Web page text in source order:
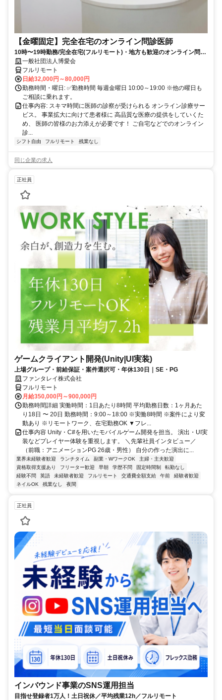
【金曜固定】完全在宅のオンライン問診医師
10時〜19時勤務/完全在宅(フルリモート)・地方も歓迎のオンライン問診
業務一般社団法人博愛会
フルリモート
日給32,000円～80,000円
勤務時間・曜日: ✅勤務時間 毎週金曜日 10:00～19:00 ※他の曜日も
ご相談に乗れます。
仕事内容: スキマ時間に医師の診察が受けられる オンライン診療サー
ビス。 事業拡大に向けて患者様に 高品質な医療の提供をしていくた
め、 医師の皆様のお力添えが必要です！ ご自宅などでのオンライン
診...
シフト自由 フルリモート 残業なし
同じ企業の求人
正社員
ゲームクライアント開発(Unity|UI実装)
上場グループ・前給保証・案件選択可・年休130日｜SE・PG
ファンタレイ株式会社
フルリモート
月給350,000円～900,000円
勤務時間詳細 実働時間：1日あたり8時間 平均勤務日数：1ヶ月あた
り18日 〜 20日 勤務時間：9:00～18:00 ※実働8時間 ※案件により変
動あり ※リモートワーク、在宅勤務OK ▼フレ...
仕事内容 Unity・C#を用いたモバイルゲーム開発を担当。 演出・UI実
装などプレイヤー体験を重視します。 ＼先輩社員インタビュー／
（前職：アニメーションPG 26歳・男性） 自分の作った演出に...
業界未経験者歓迎 ランチタイム 副業・WワークOK
主婦・主夫歓迎
資格取得支援あり
フリーター歓迎 早朝 学歴不問 固定時間制
転勤なし
経験不問
英語 未経験者歓迎 フルリモート 交通費全額支給 午前
経験者歓迎
ネイルOK
残業なし 夜間
正社員
インバウンド事業のSNS運用担当
目指せ登録者1万人！土日祝休／平均残業12h／フルリモート